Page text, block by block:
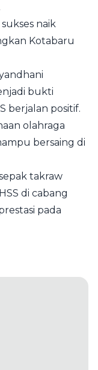
naik
Kotabaru
bukti
berjalan positif.
olahraga
bersaing di
takraw
di cabang
pada